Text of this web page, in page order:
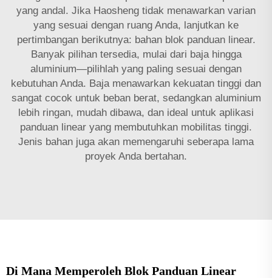
yang andal. Jika Haosheng tidak menawarkan varian
yang sesuai dengan ruang Anda, lanjutkan ke
pertimbangan berikutnya: bahan blok panduan linear.
Banyak pilihan tersedia, mulai dari baja hingga
aluminium—pilihlah yang paling sesuai dengan
kebutuhan Anda. Baja menawarkan kekuatan tinggi dan
sangat cocok untuk beban berat, sedangkan aluminium
lebih ringan, mudah dibawa, dan ideal untuk aplikasi
panduan linear yang membutuhkan mobilitas tinggi.
Jenis bahan juga akan memengaruhi seberapa lama
proyek Anda bertahan.
Di Mana Memperoleh Blok Panduan Linear